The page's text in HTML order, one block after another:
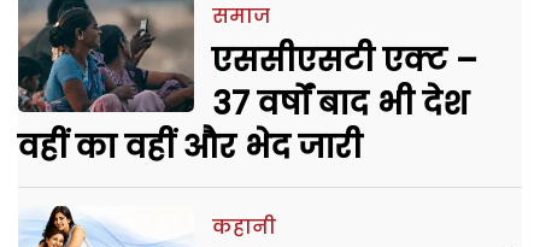
समाज
एससीएसटी एक्ट –
37 वर्षों बाद भी देश
वहीं का वहीं और भेद जारी
कहानी